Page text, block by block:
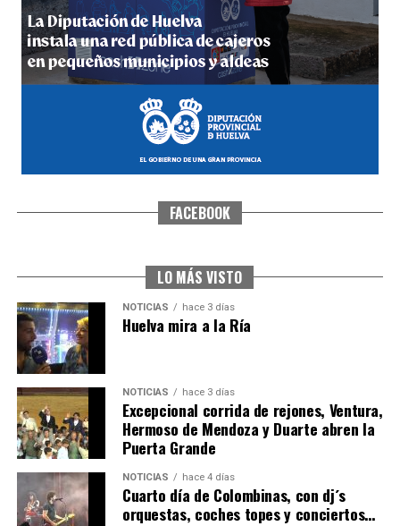
4º DÍA DE LAS FIESTAS COLOMBINAS 2026
hace 4 días·Huelvatv
SEXTA CORRIDA DE LAS FIESTAS COLOMBINAS
6º DÍA DE LAS FIESTAS COLOMBINAS 2026
hace 2 días Huelvatv
FACEBOOK
LO MÁS VISTO
NOTICIAS hace 3 días
Huelva mira a la Ría
NOTICIAS hace 3 días
Excepcional corrida de rejones, Ventura,
Hermoso de Mendoza y Duarte abren la
Puerta Grande
NOTICIAS hace 4 días
Cuarto día de Colombinas, con dj´s
orquestas, coches topes y conciertos…